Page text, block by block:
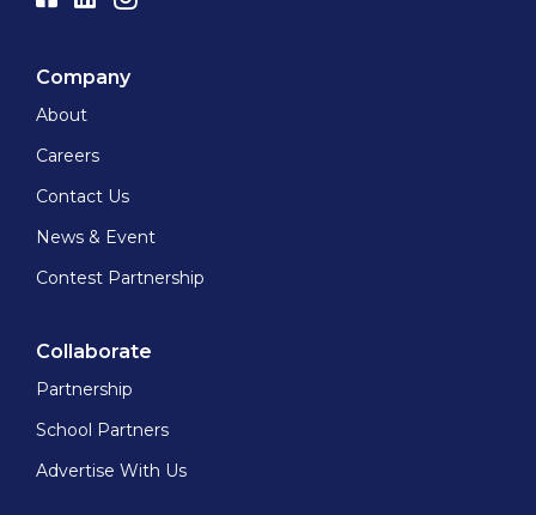
Company
About
Careers
Contact Us
News & Event
Contest Partnership
Collaborate
Partnership
School Partners
Advertise With Us